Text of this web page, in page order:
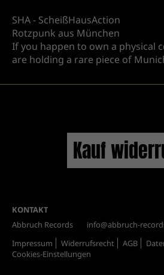
SHA - ScheißHausAction
Rotzpunk aus München
If you happen to own a physical
are holding a rare piece of
Kauf
KONTAKT
Abbruch Records
info@abbruch-
Impressum
Widerrufsrecht AGB
Cookies-Einstellungen